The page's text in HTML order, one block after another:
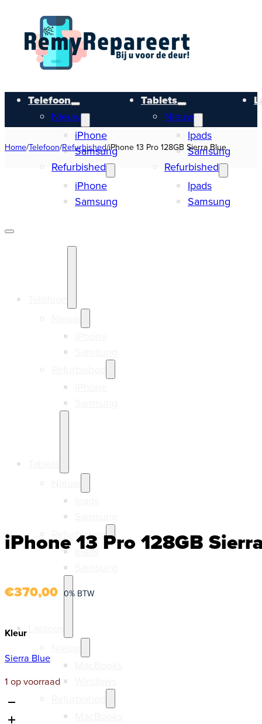
Telefoon
Nieuw
iPhone
Samsung
Refurbished
iPhone
Samsung
Tablets
Nieuw
Ipads
Samsung
Refurbished
Ipads
Samsung
Refurbished
Ipads
Home/Telefoon/Refurbished/iPhone 13 Pro 128GB Sierra Blue
iPhone 13 Pro 128GB
€370,00 0% BTW
Kleur
Sierra Blue
1 op voorraad
iPhone
13